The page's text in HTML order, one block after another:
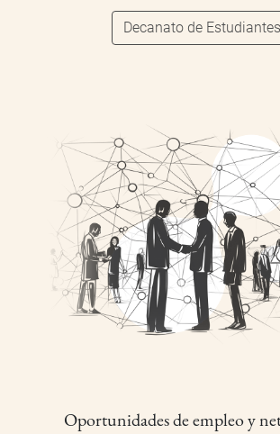
Decanato de Estudiantes
Oportunidades de empleo y